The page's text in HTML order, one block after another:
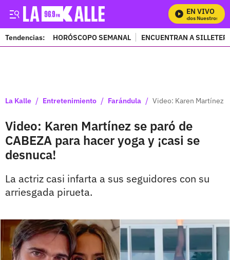
EN VIVO
Mira Todos Nuestros
Tendencias: HORÓSCOPO SEMANAL ENCUENTRAN A
La Kalle / Entretenimiento / Farándula / Video: Karen Martínez
Video: Karen Martínez se paró de
CABEZA para hacer yoga y ¡casi se
desnuca!
La actriz casi infarta a sus seguidores con su
arriesgada pirueta.